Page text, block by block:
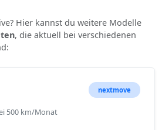
Hier kannst du weitere Modelle
, die aktuell bei verschiedenen
nextmove
500 km/Monat